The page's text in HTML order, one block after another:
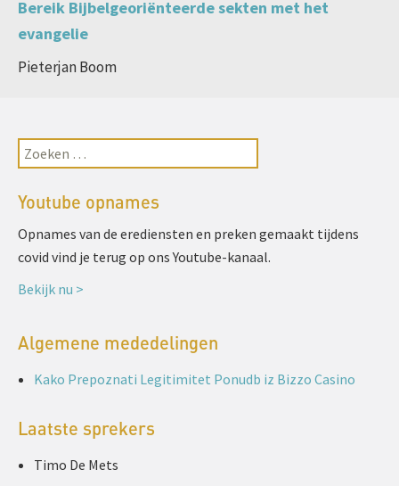
Bereik Bijbelgeoriënteerde sekten met het
evangelie
Pieterjan Boom
Youtube opnames
Opnames van de erediensten en preken gemaakt tijdens
covid vind je terug op ons Youtube-kanaal.
Bekijk nu >
Algemene mededelingen
Kako Prepoznati Legitimitet Ponudb iz Bizzo Casino
Laatste sprekers
Timo De Mets